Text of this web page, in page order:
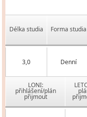
Délka studia Forma studia
3,0 Denní
LONI:
přihlášení/plán
přijmout